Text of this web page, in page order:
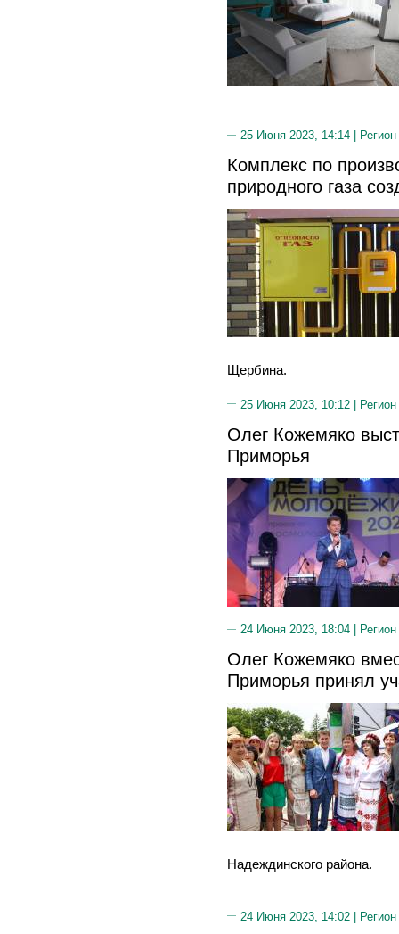
25 Июня 2023, 14:14 |
Комплекс по
природного газа
Щербина.
25 Июня 2023, 10:12 |
Олег Кожемяко
Приморья
24 Июня 2023, 18:04 |
Олег Кожемяко
Приморья принял
Надеждинского района.
24 Июня 2023, 14:02 |